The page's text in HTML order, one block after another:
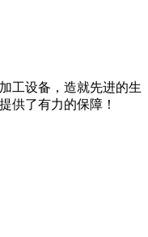
工设备，造就先进的生
供了有力的保障！